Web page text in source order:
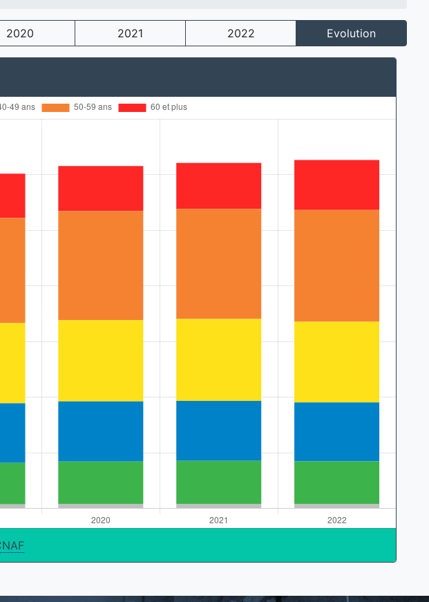
2020 2021 2022 Evolution